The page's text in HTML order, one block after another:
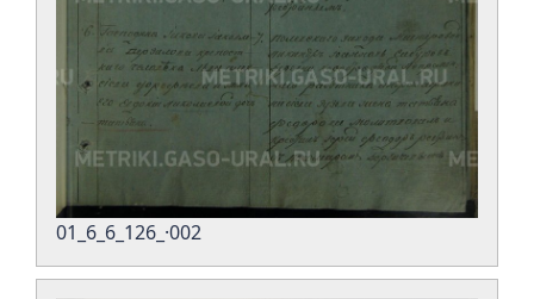
01_6_6_126_·002